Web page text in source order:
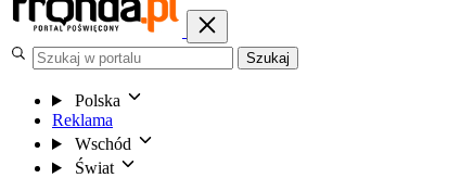
Szukaj
Polska
Reklama
Wschód
Świat